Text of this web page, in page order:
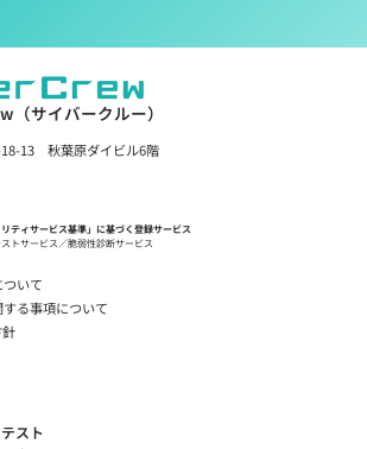
サイバークルー）
13 秋葉原ダイビル6階
ティサービス基準」に基づく登録サービス
トサービス／脆弱性診断サービス
いて
る事項について
スト